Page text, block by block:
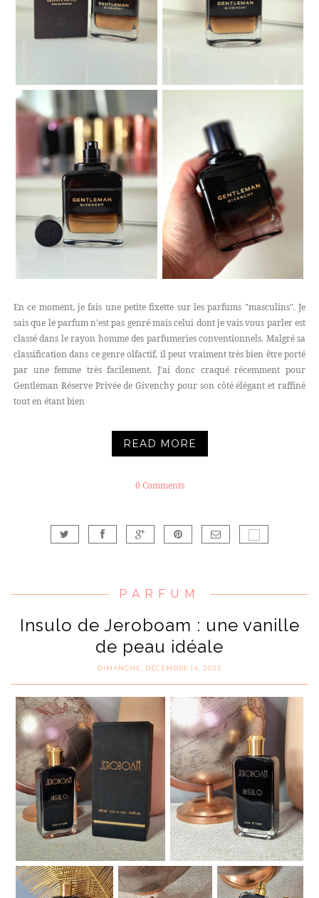
En ce moment, je fais une petite fixette sur les parfums "masculins". Je
sais que le parfum n'est pas genré mais celui dont je vais vous parler est
classé dans le rayon homme des parfumeries conventionnels. Malgré sa
classification dans ce genre olfactif, il peut vraiment très bien être porté
par une femme très facilement. J'ai donc craqué récemment pour
Gentleman Réserve Privée de Givenchy pour son côté élégant et raffiné
tout en étant bien
READ MORE
0 Comments
PARFUM
Insulo de Jeroboam : une vanille
de peau idéale
DIMANCHE, DÉCEMBRE 14, 2025